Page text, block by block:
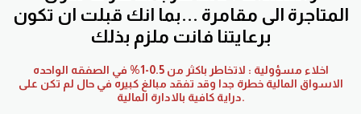
المتاجرة الى مقامرة ...بما انك قبلت ان تكون
برعايتنا فانت ملزم بذلك
اخلاء مسؤولية : لاتخاطر باكثر من 0.5-1% في الصفقه الواحده
الاسواق المالية خطرة جدا وقد تفقد مبالغ كبيره في حال لم تكن على
دراية كافية بالادارة المالية.